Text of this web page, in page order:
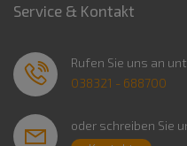
Service & Kontakt
Rufen Sie uns an
038321 - 688700
oder schreiben Sie